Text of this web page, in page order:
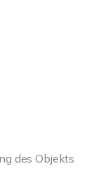
des Objekts